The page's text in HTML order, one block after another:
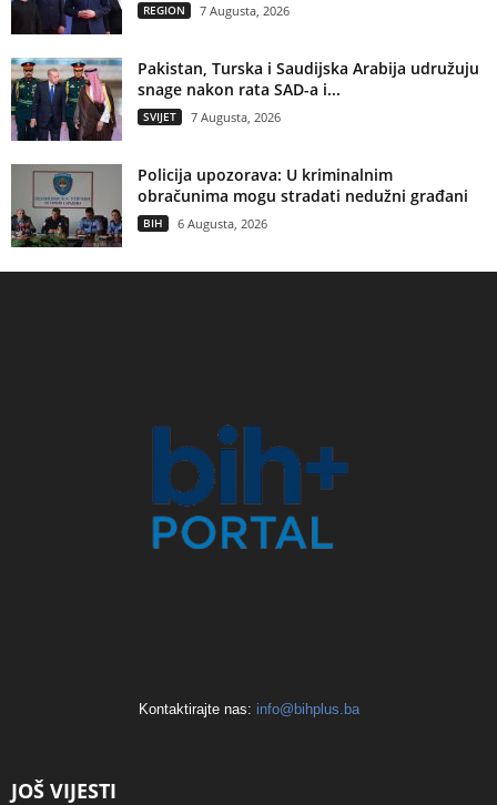
REGION 7 Augusta, 2026
Pakistan, Turska i Saudijska Arabija udružuju
snage nakon rata SAD-a i...
SVIJET 7 Augusta, 2026
Policija upozorava: U kriminalnim
obračunima mogu stradati nedužni građani
BIH 6 Augusta, 2026
Kontaktirajte nas: info@bihplus.ba
JOŠ VIJESTI